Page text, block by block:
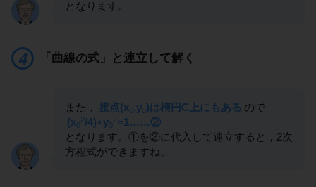
となります。
「曲線の式」と連立して解く
また， 接点(x0,y0)は楕円C上にもある ので
(x0
2/4)+y0
2=1……②
となります。①を②に代入して連立すると，2次
方程式ができますね。